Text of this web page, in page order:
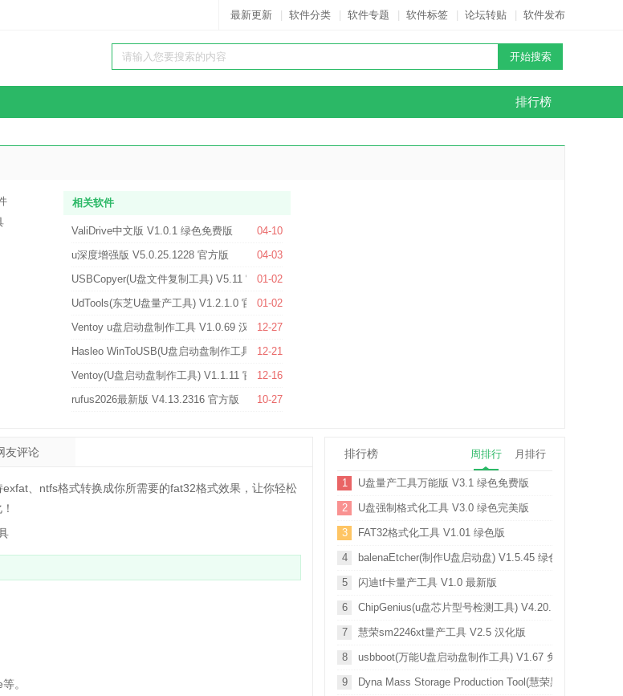
最新更新 软件分类 软件专题 软件标签 论坛转贴 软件发布
排行榜
相关软件
04-10
ValiDrive中文版 V1.0.1 绿色免费版
04-03
u深度增强版 V5.0.25.1228 官方版
01-02
USBCopyer(U盘文件复制工具) V5.11 官方版
01-02
UdTools(东芝U盘量产工具) V1.2.1.0 官方版
12-27
Ventoy u盘启动盘制作工具 V1.0.69 汉化免费版
12-21
Hasleo WinToUSB(U盘启动盘制作工具) V10.4 电脑版
12-16
Ventoy(U盘启动盘制作工具) V1.1.11 官方版
10-27
rufus2026最新版 V4.13.2316 官方版
友评论
、ntfs格式转换成你所需要的fat32格式效果，让你轻松
。
排行榜 周排行 月排行
1 U盘量产工具万能版 V3.1 绿色免费版
2 U盘强制格式化工具 V3.0 绿色完美版
3 FAT32格式化工具 V1.01 绿色版
4 balenaEtcher(制作U盘启动盘) V1.5.45 绿色中文版
5 闪迪tf卡量产工具 V1.0 最新版
6 ChipGenius(u盘芯片型号检测工具) V4.20.1107 绿色最新
7 慧荣sm2246xt量产工具 V2.5 汉化版
8 usbboot(万能U盘启动盘制作工具) V1.67 免费版
9 Dyna Mass Storage Production Tool(慧荣黑片